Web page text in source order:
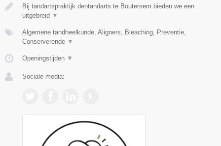
Bij tandartspraktijk dentandarts te Boutersem bieden we een
uitgebreid ▼
Algemene tandheelkunde, Aligners, Bleaching, Preventie,
Conserverende ▼
Openingstijden ▼
Sociale media: